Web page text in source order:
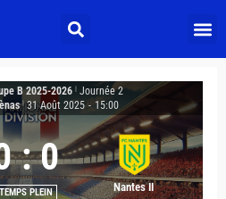
B 2025-2026
Journée 2
31 Août 2025 - 15:00
: 0
TEMPS PLEIN Nantes II